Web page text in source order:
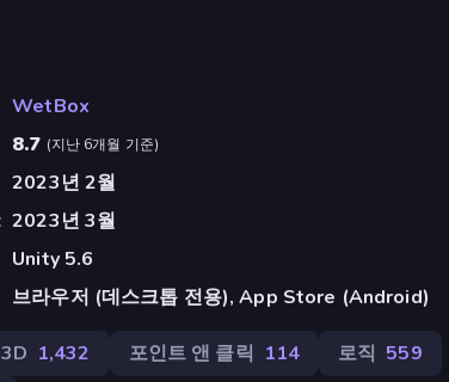
WetBox
8.7 (지난 6개월 기준)
2023년 2월
2023년 3월
Unity 5.6
브라우저 (데스크톱 전용), App Store (Android)
3D 1,432 포인트 앤 클릭 114 로직 559